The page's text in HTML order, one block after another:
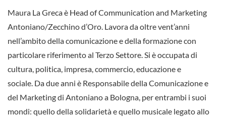
Maura La Greca è Head of Communication and Marketing
Antoniano/Zecchino d’Oro. Lavora da oltre vent’anni
nell’ambito della comunicazione e della formazione con
particolare riferimento al Terzo Settore. Si è occupata di
cultura, politica, impresa, commercio, educazione e
sociale. Da due anni è Responsabile della Comunicazione e
del Marketing di Antoniano a Bologna, per entrambi i suoi
mondi: quello della solidarietà e quello musicale legato allo